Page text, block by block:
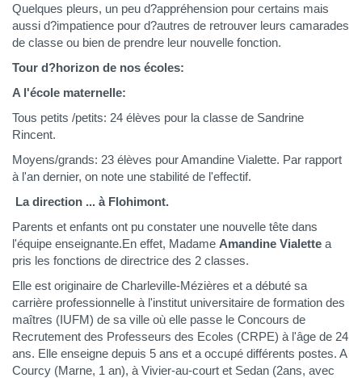
Quelques pleurs, un peu d?appréhension pour certains mais
aussi d?impatience pour d?autres de retrouver leurs camarades
de classe ou bien de prendre leur nouvelle fonction.
Tour d?horizon de nos écoles:
A l'école maternelle:
Tous petits /petits: 24 élèves pour la classe de Sandrine
Rincent.
Moyens/grands: 23 élèves pour Amandine Vialette. Par rapport
à l'an dernier, on note une stabilité de l'effectif.
La direction ... à Flohimont.
Parents et enfants ont pu constater une nouvelle tête dans
l'équipe enseignante.En effet, Madame Amandine Vialette a
pris les fonctions de directrice des 2 classes.
Elle est originaire de Charleville-Mézières et a débuté sa
carrière professionnelle à l'institut universitaire de formation des
maîtres (IUFM) de sa ville où elle passe le Concours de
Recrutement des Professeurs des Ecoles (CRPE) à l'âge de 24
ans. Elle enseigne depuis 5 ans et a occupé différents postes. A
Courcy (Marne, 1 an), à Vivier-au-court et Sedan (2ans, avec